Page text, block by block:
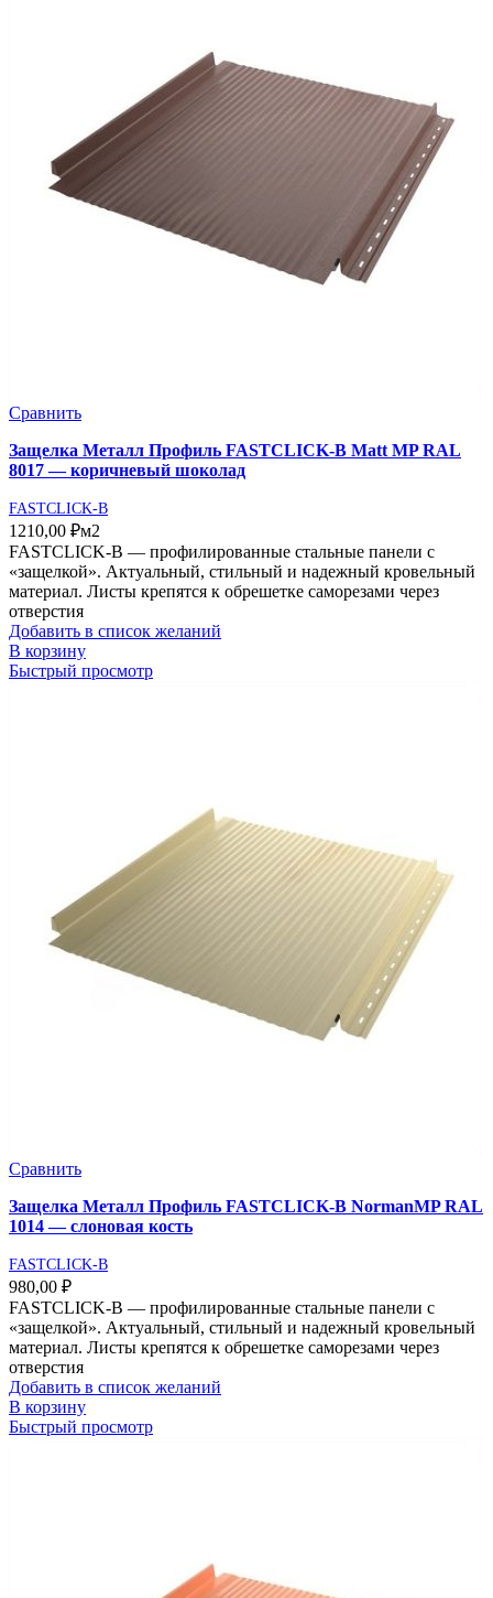
Сравнить
Защелка Металл Профиль FASTCLICK-В Matt MP RAL
8017 — коричневый шоколад
FASTCLICK-B
1210,00 ₽м2
FASTCLICK-В — профилированные стальные панели с
«защелкой». Актуальный, стильный и надежный кровельный
материал. Листы крепятся к обрешетке саморезами через
отверстия
Добавить в список желаний
В корзину
Быстрый просмотр
Сравнить
Защелка Металл Профиль FASTCLICK-В NormanMP RAL
1014 — слоновая кость
FASTCLICK-B
980,00 ₽
FASTCLICK-В — профилированные стальные панели с
«защелкой». Актуальный, стильный и надежный кровельный
материал. Листы крепятся к обрешетке саморезами через
отверстия
Добавить в список желаний
В корзину
Быстрый просмотр